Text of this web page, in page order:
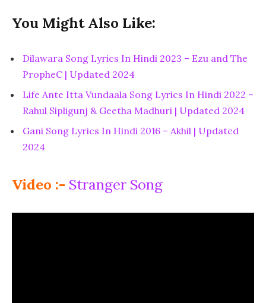
You Might Also Like:
Dilawara Song Lyrics In Hindi 2023 – Ezu and The
PropheC | Updated 2024
Life Ante Itta Vundaala Song Lyrics In Hindi 2022 –
Rahul Sipligunj & Geetha Madhuri | Updated 2024
Gani Song Lyrics In Hindi 2016 – Akhil | Updated
2024
Video :- Stranger Song